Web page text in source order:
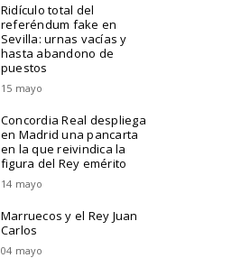
Ridículo total del
referéndum fake en
Sevilla: urnas vacías y
hasta abandono de
puestos
15 mayo
Concordia Real despliega
en Madrid una pancarta
en la que reivindica la
figura del Rey emérito
14 mayo
Marruecos y el Rey Juan
Carlos
04 mayo